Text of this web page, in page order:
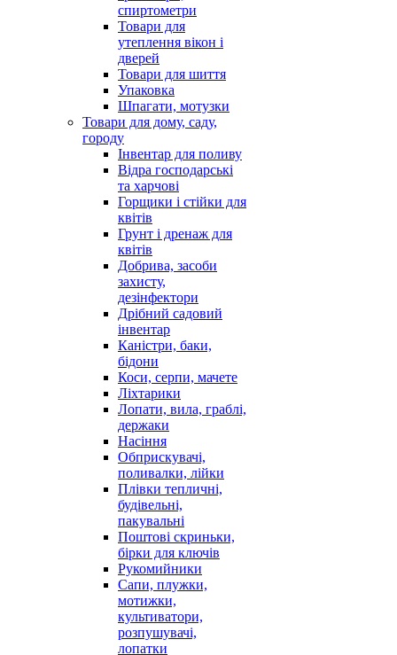
спиртометри
Товари для
утеплення вікон і
дверей
Товари для шиття
Упаковка
Шпагати, мотузки
Товари для дому, саду,
городу
Інвентар для поливу
Відра господарські
та харчові
Горщики і стійки для
квітів
Грунт і дренаж для
квітів
Добрива, засоби
захисту,
дезінфектори
Дрібний садовий
інвентар
Каністри, баки,
бідони
Коси, серпи, мачете
Ліхтарики
Лопати, вила, граблі,
держаки
Насіння
Обприскувачі,
поливалки, лійки
Плівки тепличні,
будівельні,
пакувальні
Поштові скриньки,
бірки для ключів
Рукомийники
Сапи, плужки,
мотижки,
культиватори,
розпушувачі,
лопатки